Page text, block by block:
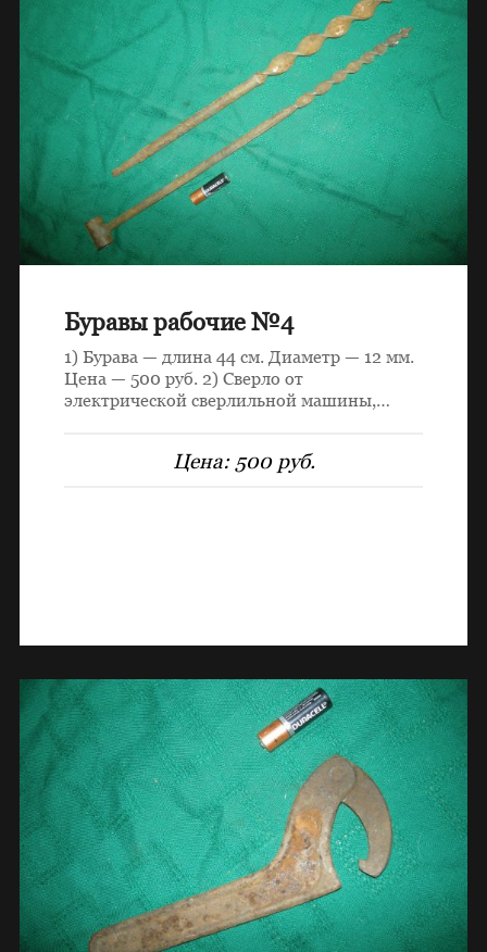
Буравы рабочие №4
1) Бурава — длина 44 см. Диаметр — 12 мм.
Цена — 500 руб. 2) Сверло от
электрической сверлильной машины,…
Цена: 500 руб.